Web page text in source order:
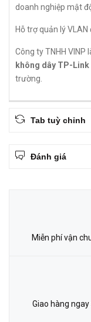
doanh nghiệp mật
Hỗ trợ quản lý
Công ty TNHH VINP
không dây TP-Link
trường.
Tab tuỳ chỉnh
Đánh giá
Miễn phí vận
Giao hàng